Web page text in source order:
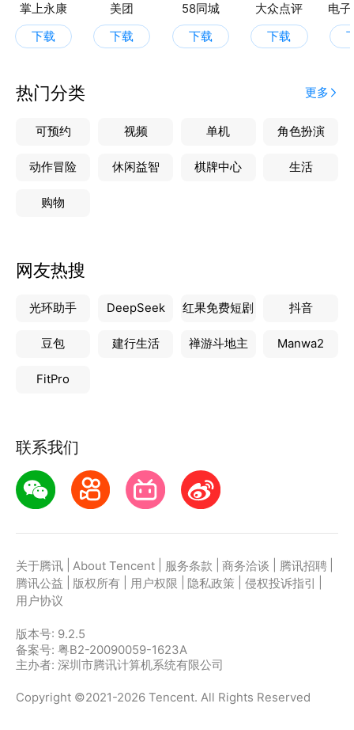
掌上永康
下载
美团
下载
58同城
下载
大众点评
下载
电
热门分类 更多
可预约 视频 单机 角色扮演
动作冒险 休闲益智 棋牌中心 生活
购物
网友热搜
光环助手 DeepSeek 红果免费短剧 抖音
豆包 建行生活 禅游斗地主 Manwa2
FitPro
联系我们
关于腾讯 About Tencent 服务条款 商务洽谈 腾讯招聘
腾讯公益
版权所有 用户权限 隐私政策 侵权投诉指引
用户协议
版本号: 9.2.5
备案号: 粤B2-20090059-1623A
主办者: 深圳市腾讯计算机系统有限公司
Copyright ©2021-2026 Tencent. All Rights Reserved